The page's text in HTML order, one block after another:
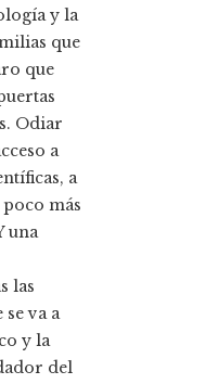
y la
que
que
Odiar
a
a
más
una
las
va a
y la
del